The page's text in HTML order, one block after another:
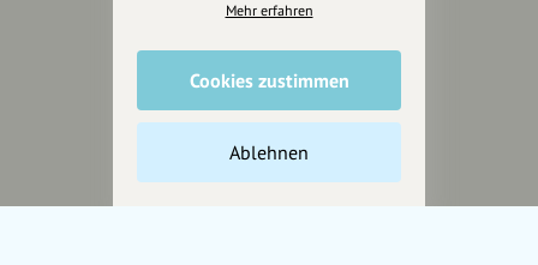
Unterstütze
unsere Plattform
Mehr erfahren
Cookies zustimmen
Ablehnen